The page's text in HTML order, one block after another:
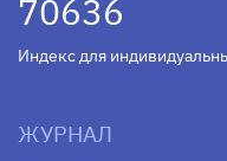
70636
Индекс для
ЖУРНАЛ